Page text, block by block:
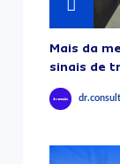
Mais da
sinais de